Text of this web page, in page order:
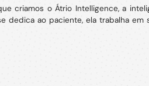
criamos o Átrio Intelligence, a
dedica ao paciente, ela trabalha